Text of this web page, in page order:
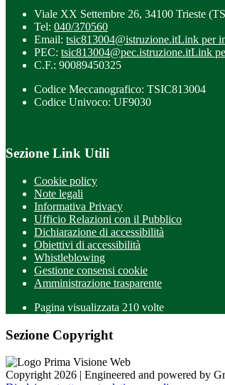
Viale XX Settembre 26, 34100 Trieste
Tel: 040/370560
Email: tsic813004@istruzione.itLink per
PEC: tsic813004@pec.istruzione.itLink
C.F.: 90089450325
Codice Meccanografico: TSIC813004
Codice Univoco: UF9030
Sezione Link Utili
Cookie policy
Note legali
Informativa Privacy
Ufficio Relazioni con il Pubblico
Dichiarazione di accessibilità
Obiettivi di accessibilità
Whistleblowing
Gestione consensi cookie
Amministrazione trasparente
Pagina visualizzata 210 volte
Sezione Copyright
Copyright 2026 | Engineered and powered by